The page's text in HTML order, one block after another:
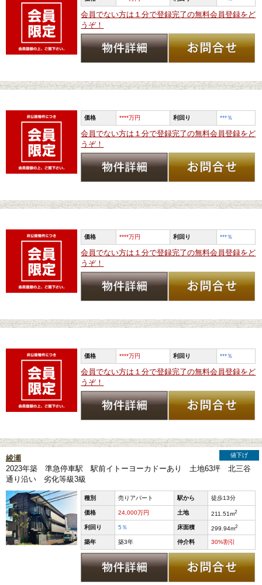
会員でない方は１分で登録完了の無料会員登録をど
うぞ！
価格 ****万円 利回り ***％
会員でない方は１分で登録完了の無料会員登録をど
うぞ！
価格 ****万円 利回り ***％
会員でない方は１分で登録完了の無料会員登録をど
うぞ！
価格 ****万円 利回り ***％
会員でない方は１分で登録完了の無料会員登録をど
うぞ！
値下げ
綾瀬
2023年築 準急停車駅 駅前イトーヨーカドーあり 土地63坪 北三谷
通り沿い 劣化等級3級
種別 売りアパート 駅から 徒歩13分
価格 24,000万円 土地 211.51m2
利回り 5 ％ 床面積 299.94m2
築年 築3年 仲介料 30%割引